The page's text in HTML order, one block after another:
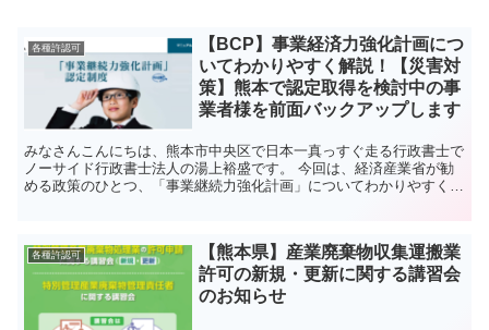
各種許認可
【BCP】事業経済力強化計画につ
いてわかりやすく解説！【災害対
策】熊本で認定取得を検討中の事
業者様を前面バックアップします
みなさんこんにちは、熊本市中央区で日本一真っすぐ走る行政書士で
ノーサイド行政書士法人の湯上裕盛です。 今回は、経済産業省が勧
める政策のひとつ、「事業継続力強化計画」についてわかりやすく解
各種許認可
【熊本県】産業廃棄物収集運搬業
許可の新規・更新に関する講習会
のお知らせ